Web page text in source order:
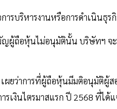
รบริหารงานหรือการดำเนินธุร
ญผู้ถือหุ้นไม่อนุมัตินั้น บริษัทฯ
เผยว่าการที่ผู้ถือหุ้นมีมติอนุมัติ
รเงินไตรมาสแรก ปี 2568 ที่ไ